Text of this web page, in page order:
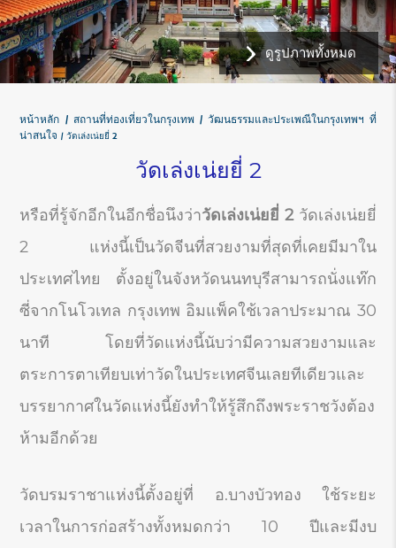
ดูรูปภาพทั้งหมด
หน้าหลัก สถานที่ท่องเที่ยวในกรุงเทพ
วัฒนธรรมและประเพณีในกรุงเทพฯ ที่
น่าสนใจ
วัดเล่งเน่ยยี่ 2
วัดเล่งเน่ยยี่ 2
หรือที่รู้จักอีกในอีกชื่อนึงว่าวัดเล่งเน่ยยี่ 2วัดเล่งเน่ยยี่
2 แห่งนี้เป็นวัดจีนที่สวยงามที่สุดที่เคยมีมาใน
ประเทศไทย ตั้งอยู่ในจังหวัดนนทบุรีสามารถนั่งแท๊ก
ซี่จากโนโวเทล กรุงเทพ อิมแพ็คใช้เวลาประมาณ 30
นาที โดยที่วัดแห่งนี้นับว่ามีความสวยงามและ
ตระการตาเทียบเท่าวัดในประเทศจีนเลยทีเดียวและ
บรรยากาศในวัดแห่งนี้ยังทำให้รู้สึกถึงพระราชวังต้อง
ห้ามอีกด้วย
วัดบรมราชาแห่งนี้ตั้งอยู่ที่ อ.บางบัวทอง ใช้ระยะ
เวลาในการก่อสร้างทั้งหมดกว่า 10 ปีและมีงบ